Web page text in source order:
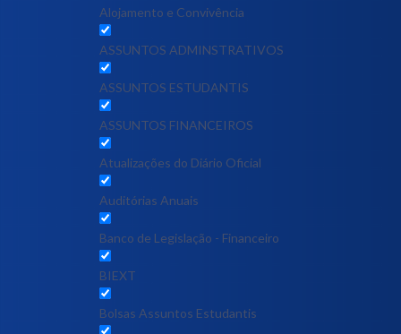
Alojamento e Convivência
ASSUNTOS ADMINSTRATIVOS
ASSUNTOS ESTUDANTIS
ASSUNTOS FINANCEIROS
Atualizações do Diário Oficial
Auditórias Anuais
Banco de Legislação - Financeiro
BIEXT
Bolsas Assuntos Estudantis